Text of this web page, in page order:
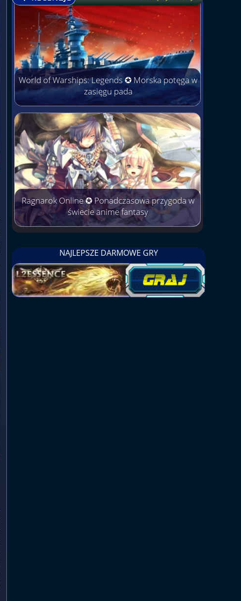
World of Warships: Legends ✪ Morska potęga w
zasięgu pada
Ragnarok Online ✪ Ponadczasowa przygoda w
świecie anime fantasy
NAJLEPSZE DARMOWE GRY